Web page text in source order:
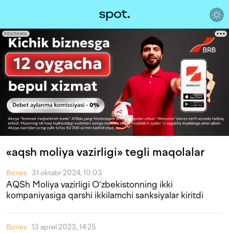
РЕКЛАМА
«aqsh moliya vazirligi» tegli maqolalar
Biznes 31 oktabr 2024, 10:03
AQSh Moliya vazirligi O‘zbekistonning ikki
kompaniyasiga qarshi ikkilamchi sanksiyalar kiritdi
Biznes 13 aprel 2023, 14:25